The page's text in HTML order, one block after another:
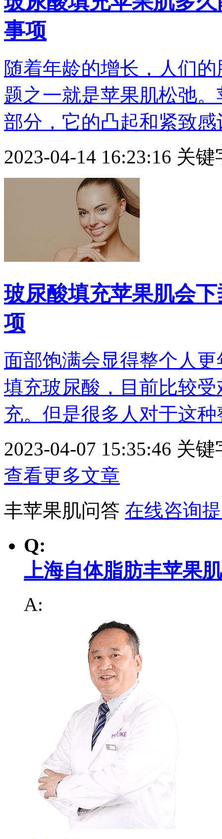
事项
随着年龄的增长，人们
题之一就是苹果肌松弛
部分，它的凸起和紧致感
2023-04-14 16:23:16 关键
玻尿酸填充苹果肌会
项
面部饱满会显得整个人
填充玻尿酸，目前比较
充。但是很多人对于这种
2023-04-07 15:35:46 关键
查看更多文章
丰苹果肌问答 在线咨询
Q:
上海自体脂肪丰苹果
A: